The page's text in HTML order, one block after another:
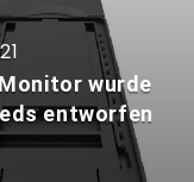
wurde
entworfen